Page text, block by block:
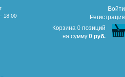
18.00
Войти
Регистрация
Корзина 0 позиций
на сумму 0 руб.